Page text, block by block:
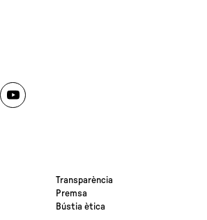
Transparència
Premsa
Bústia ètica